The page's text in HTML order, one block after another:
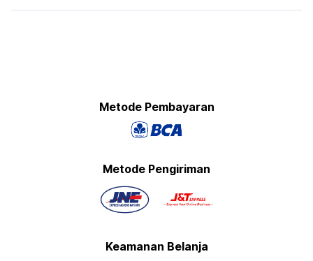
Metode Pembayaran
Metode Pengiriman
Keamanan Belanja